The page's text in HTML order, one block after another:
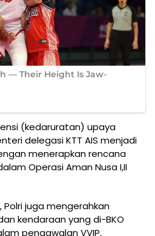
(kedaruratan) upaya
delegasi KTT AIS menjadi
menerapkan rencana
Operasi Aman Nusa I,II
juga mengerahkan
kendaraan yang di-BKO
pengawalan VVIP.